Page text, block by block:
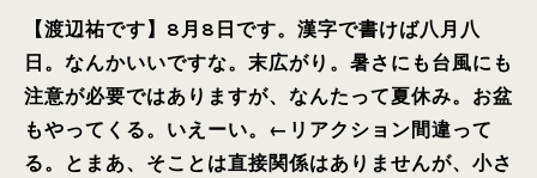
【渡辺祐です】8月8日です。漢字で書けば八月八
日。なんかいいですな。末広がり。暑さにも台風にも
注意が必要ではありますが、なんたって夏休み。お盆
もやってくる。いえーい。←リアクション間違って
る。とまあ、そことは直接関係はありませんが、小さ